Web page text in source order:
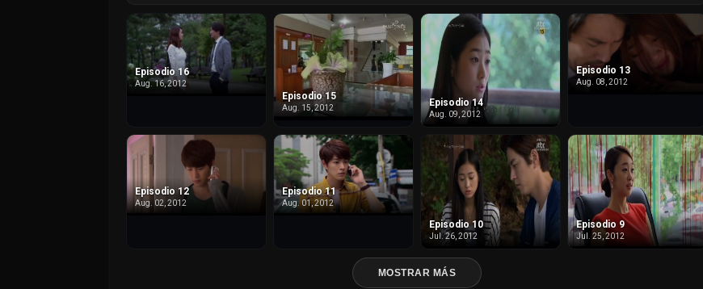
Episodio 16
Aug. 16, 2012
Episodio 15
Aug. 15, 2012 Episodio 14
Aug. 09, 2012
Episodio 13
Aug. 08, 2012
Episodio 12
Aug. 02, 2012
Episodio 11
Aug. 01, 2012
Episodio 10
Jul. 26, 2012
Episodio 9
Jul. 25, 2012
MOSTRAR MÁS